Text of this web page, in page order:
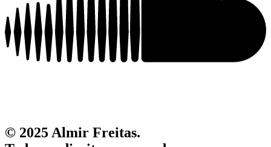
© 2025 Almir Freitas.